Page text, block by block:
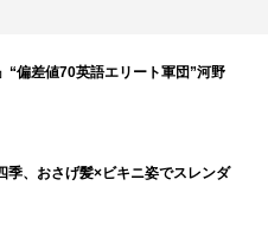
“偏差値70英語エリート軍団”河野
季、おさげ髪×ビキニ姿でスレンダ